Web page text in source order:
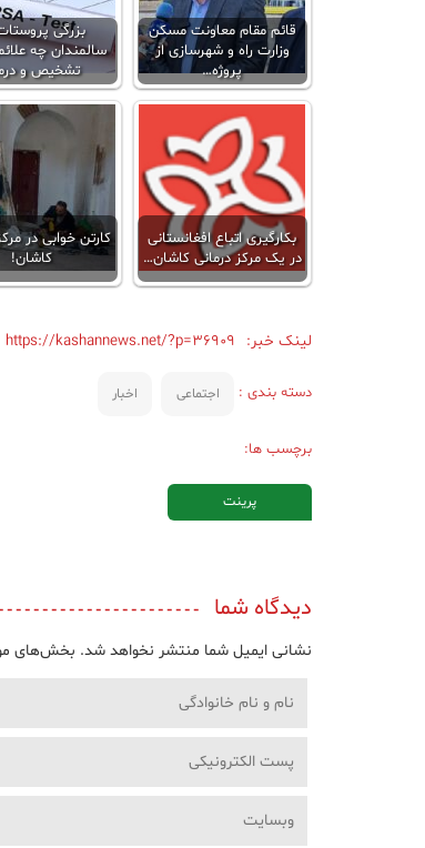
قائم مقام معاونت مسکن
وزارت راه و شهرسازی از
پروژه…
بزرگی
سالمندان چه
تشخیص و
بکارگیری اتباع افغانستانی
در یک مرکز درمانی‌ کاشان…
کارتن خوابی در
کاشان!
لینک خبر: https://kashannews.net/?p=36909
دسته بندی : اجتماعی اخبار
برچسب ها:
پرینت
دیدگاه شما
نشانی ایمیل شما منتشر نخواهد شد. بخش‌های